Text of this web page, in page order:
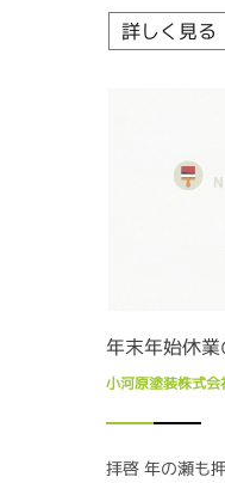
詳しく見る
年末年始休
小河原塗装株式会
拝啓 年の瀬も